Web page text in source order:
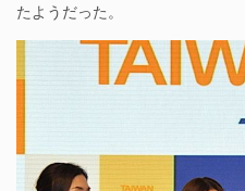
たようだった。